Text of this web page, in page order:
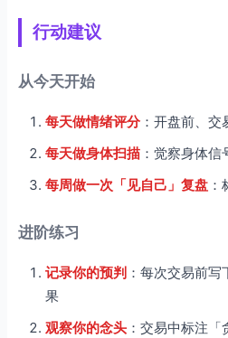
行动建议
从今天开始
每天做情绪评分：开盘前、交
每天做身体扫描 ：觉察身体信
每周做一次「见自己」复盘
进阶练习
记录你的预判 ：每次交易前
果
观察你的念头 ：交易中标注「